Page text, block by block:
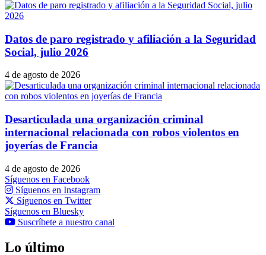
Datos de paro registrado y afiliación a la Seguridad
Social, julio 2026
4 de agosto de 2026
Desarticulada una organización criminal
internacional relacionada con robos violentos en
joyerías de Francia
4 de agosto de 2026
Síguenos en Facebook
Síguenos en Instagram
Síguenos en Twitter
Síguenos en Bluesky
Suscríbete a nuestro canal
Lo último